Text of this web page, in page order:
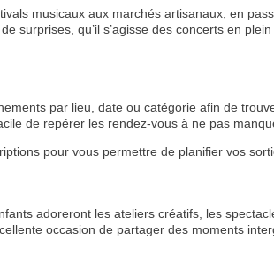
RECEVEZ
LES
musicaux aux marchés artisanaux, en
qu’il s’agisse des concerts en
par lieu, date ou catégorie afin de
de repérer les rendez-vous à ne pas
pour vous permettre de planifier vos
adoreront les ateliers créatifs, les
occasion de partager des moments